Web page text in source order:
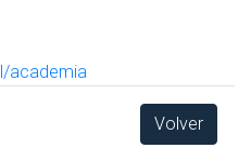
academia
Volver